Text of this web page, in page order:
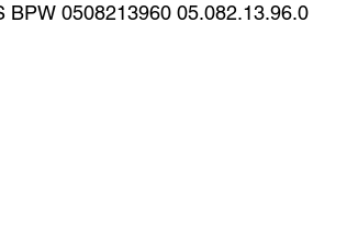
BPW 0508213960 05.082.13.96.0